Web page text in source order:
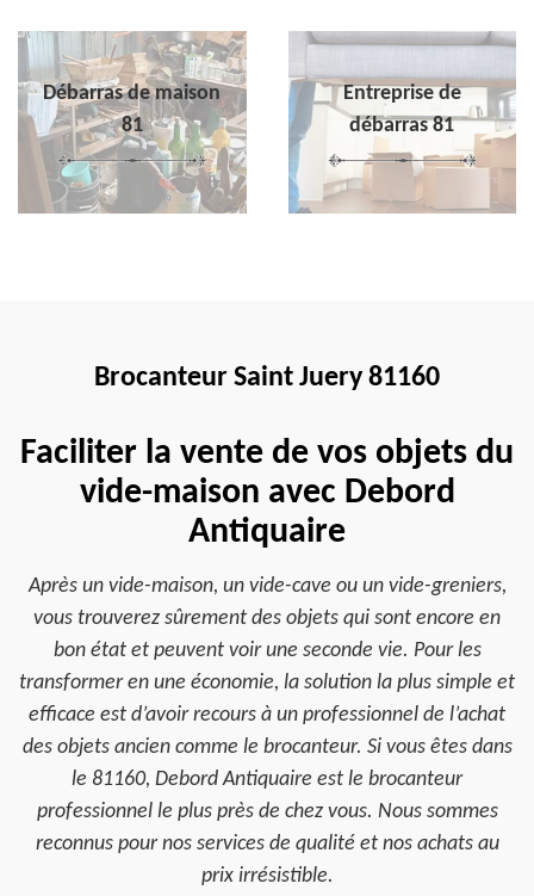
Débarras de maison
81
Entreprise de
débarras 81
Brocanteur Saint Juery 81160
Faciliter la vente de vos objets du
vide-maison avec Debord
Antiquaire
Après un vide-maison, un vide-cave ou un vide-greniers,
vous trouverez sûrement des objets qui sont encore en
bon état et peuvent voir une seconde vie. Pour les
transformer en une économie, la solution la plus simple et
efficace est d’avoir recours à un professionnel de l’achat
des objets ancien comme le brocanteur. Si vous êtes dans
le 81160, Debord Antiquaire est le brocanteur
professionnel le plus près de chez vous. Nous sommes
reconnus pour nos services de qualité et nos achats au
prix irrésistible.